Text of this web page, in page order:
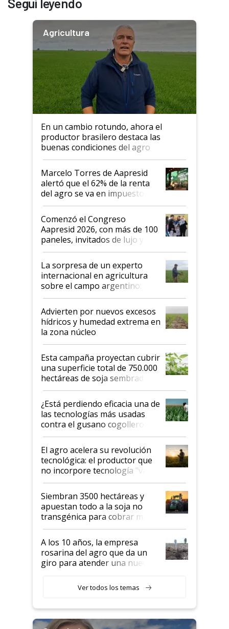
Seguí leyendo
Agricultura
En un cambio rotundo, ahora el
productor brasilero destaca las
buenas condiciones del agro
argentino para invertir: "Los veo
más motivados"
Marcelo Torres de Aapresid
alertó que el 62% de la renta
del agro se va en impuestos:
"No es bueno que en
Argentina se sigan discutiendo
las mismas cosas de hace 50
años"
Comenzó el Congreso
Aapresid 2026, con más de 100
paneles, invitados de lujo y
todas las tendencias
La sorpresa de un experto
internacional en agricultura
sobre el campo argentino:
"Estoy muy impresionado"
Advierten por nuevos excesos
hídricos y humedad extrema en
la zona núcleo
Esta campaña proyectan cubrir
una superficie total de 750.000
hectáreas de soja sembradas
con una nueva generación de
variedades que marcan un
salto tecnológico en genética y
rendimiento
¿Está perdiendo eficacia una de
las tecnologías más usadas
contra el gusano cogollero? El
desafío de una tecnología clave
El agro acelera su revolución
tecnológica: el productor que
no incorpore tecnología "va a
perder el tren"
Siembran 3500 hectáreas y
apuestan todo a la soja no
transgénica para cobrar más
por tonelada: compraron un
semillero
A los 10 años, la empresa
rosarina del agro que da un
giro para atender una nueva
Ver todos los temas